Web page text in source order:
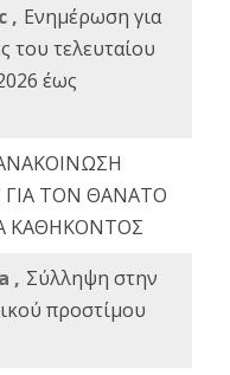
, Ενημέρωση για
του τελευταίου
έως
ΤΟΝ ΘΑΝΑΤΟ
ΚΑΘΗΚΟΝΤΟΣ
, Σύλληψη στην
προστίμου